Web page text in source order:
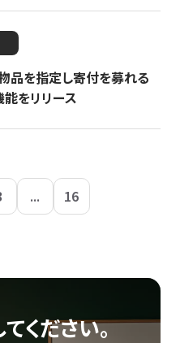
品を指定し寄付を募れる
をリリース
... 16
ください。